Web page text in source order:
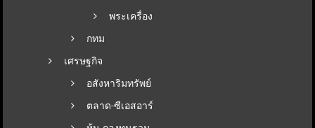
พระเครื่อง
กทม
เศรษฐกิจ
อสังหาริมทรัพย์
ตลาด-ซีเอสอาร์